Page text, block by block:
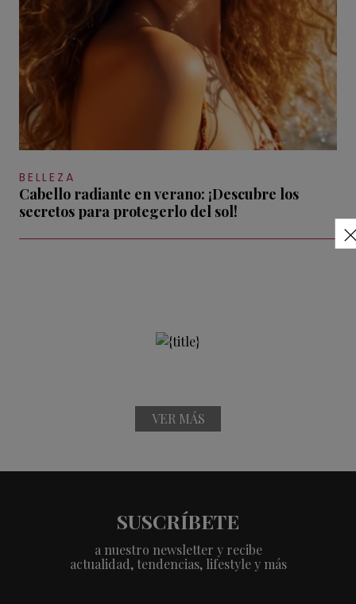
BELLEZA
Cabello radiante en verano: ¡Descubre los
secretos para protegerlo del sol!
VER MÁS
SUSCRÍBETE
a nuestro newsletter y recibe
actualidad, tendencias, lifestyle y más